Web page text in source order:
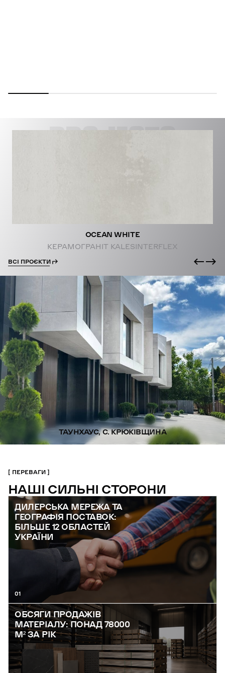
PROJECTS
OCEAN WHITE
КЕРАМОГРАНІТ KALESINTERFLEX
ВСІ ПРОЄКТИ
ТАУНХАУС, С. КРЮКІВЩИНА
ПЕРЕВАГИ
НАШІ СИЛЬНІ СТОРОНИ
ДИЛЕРСЬКА МЕРЕЖА ТА
ГЕОГРАФІЯ ПОСТАВОК:
БІЛЬШЕ 12 ОБЛАСТЕЙ
УКРАЇНИ
01
ОБСЯГИ ПРОДАЖІВ
МАТЕРІАЛУ: ПОНАД 78000
М² ЗА РІК